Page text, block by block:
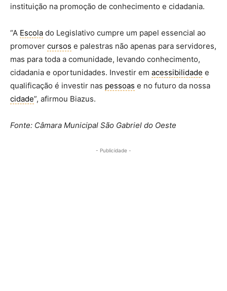
instituição na promoção de conhecimento e cidadania.
“A Escola do Legislativo cumpre um papel essencial ao
promover cursos e palestras não apenas para servidores,
mas para toda a comunidade, levando conhecimento,
cidadania e oportunidades. Investir em acessibilidade e
qualificação é investir nas pessoas e no futuro da nossa
cidade”, afirmou Biazus.
Fonte: Câmara Municipal São Gabriel do Oeste
- Publicidade -